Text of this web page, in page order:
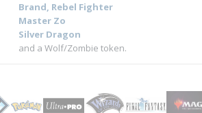
Brand, Rebel Fighter
Master Zo
Silver Dragon
and a Wolf/Zombie token.